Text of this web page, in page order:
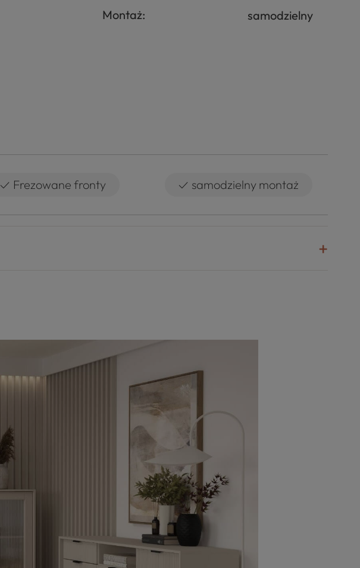
Montaż: samodzielny
✓ Frezowane fronty ✓ samodzielny montaż